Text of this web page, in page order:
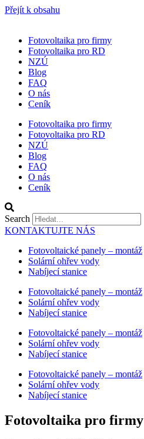
Přejít k obsahu
Fotovoltaika pro firmy
Fotovoltaika pro RD
NZÚ
Blog
FAQ
O nás
Ceník
Fotovoltaika pro firmy
Fotovoltaika pro RD
NZÚ
Blog
FAQ
O nás
Ceník
Search
KONTAKTUJTE NÁS
Fotovoltaické panely – montáž
Solární ohřev vody
Nabíjecí stanice
Fotovoltaické panely – montáž
Solární ohřev vody
Nabíjecí stanice
Fotovoltaické panely – montáž
Solární ohřev vody
Nabíjecí stanice
Fotovoltaické panely – montáž
Solární ohřev vody
Nabíjecí stanice
Fotovoltaika pro firmy